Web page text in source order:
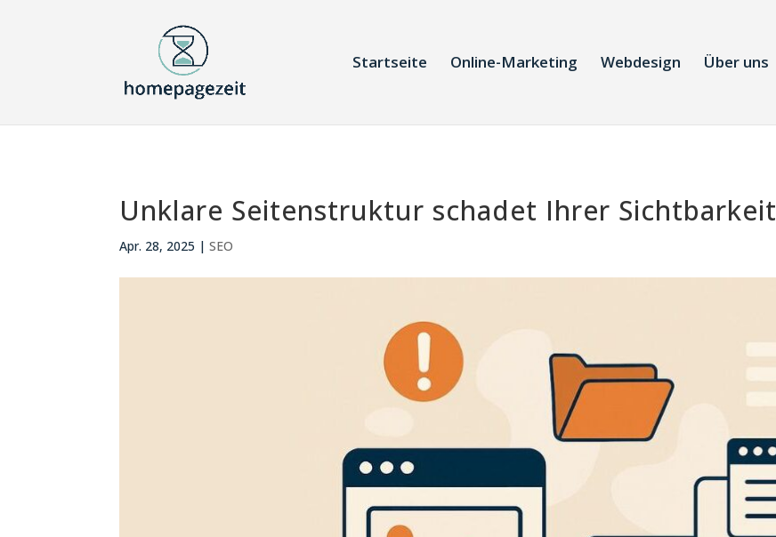
Startseite Online-Marketing Webdesign Über uns
Unklare Seitenstruktur schadet Ihrer Sichtbarkeit
Apr. 28, 2025 |SEO